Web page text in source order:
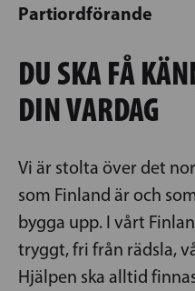
Partiordförande
DU SKA FÅ
DIN VARDAG
Vi är stolta över det
som Finland är och
bygga upp. I vårt
tryggt, fri från rädsla,
Hjälpen ska alltid